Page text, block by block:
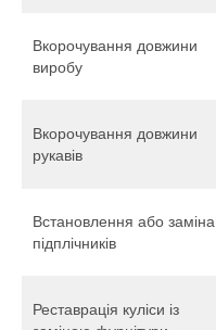
Вкорочування довжини
виробу
Вкорочування довжини
рукавів
Встановлення або заміна
підплічників
Реставрація куліси із